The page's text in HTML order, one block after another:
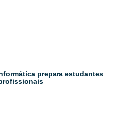
prepara estudantes